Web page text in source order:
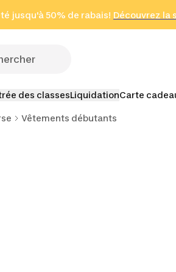
jusqu'à 50% de rabais! Découvrez la
Cliquez ici
en seulement 2
(Zones sélectionnées)
des classesLiquidationCarte
Vêtements débutants